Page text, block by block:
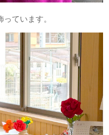
ています。